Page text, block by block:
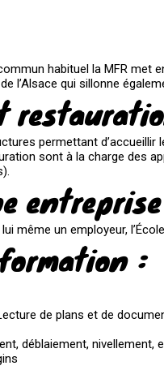
habituel la MFR met
l’Alsace qui sillonne
permettant
sont à la charge des
même un employeur,
:
de plans et de
déblaiement, nivellement,